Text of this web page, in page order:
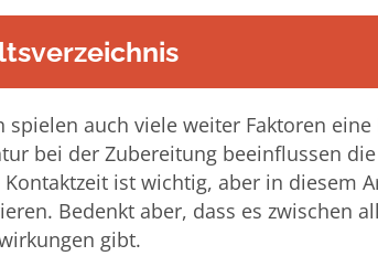
spielen auch viele weiter Faktoren
bei der Zubereitung beeinflussen
Kontaktzeit ist wichtig, aber in diesem
Bedenkt aber, dass es zwischen
gibt.